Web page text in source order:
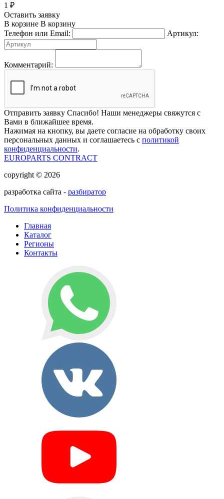
1 ₽
Оставить заявку
В корзине В корзину
Телефон или Email:
Артикул:
Комментарий:
Отправить заявку Спасибо! Наши менеджеры свяжутся с
Вами в ближайшее время.
Нажимая на кнопку, вы даете согласие на обработку своих
персональных данных и соглашаетесь с политикой
конфиденциальности.
EUROPARTS CONTRACT
copyright © 2026
разработка сайта - разбиратор
Политика конфиденциальности
Главная
Каталог
Регионы
Контакты